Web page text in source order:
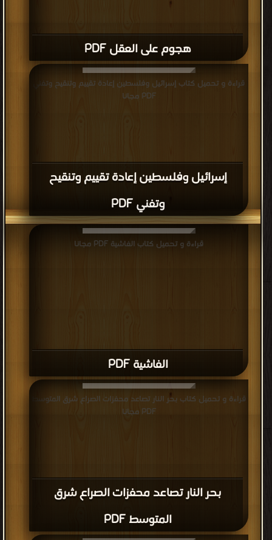
هجوم على العقل PDF
إسرائيل وفلسطين إعادة تقييم وتنقيح
وتفني PDF
قراءة و تحميل كتاب إسرائيل وفلسطين إعادة تقييم وتنقيح وتفني
PDF مجانا
الفاشية PDF
قراءة و تحميل كتاب الفاشية PDF مجانا
بحر النار تصاعد محفزات الصراع شرق
المتوسط PDF
قراءة و تحميل كتاب بحر النار تصاعد محفزات الصراع شرق المتوسط
PDF مجانا